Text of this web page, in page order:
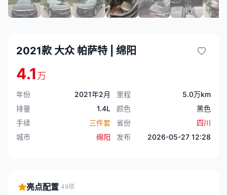
2021款 大众 帕萨特 | 绵阳
4.1万
年份 2021年2月 里程
5.0万km
排量
1.4L 颜色
黑色
手续
三件套 省份
四川
城市
绵阳 发布 2026-05-27 12:28
亮点配置 49项